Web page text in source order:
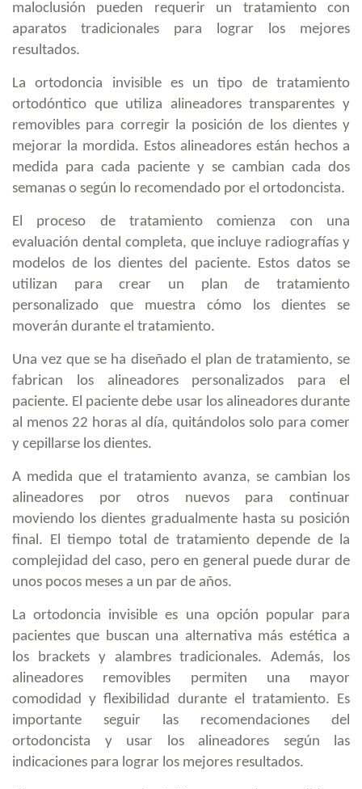
maloclusión pueden requerir un tratamiento con
aparatos tradicionales para lograr los mejores
resultados.
La ortodoncia invisible es un tipo de tratamiento
ortodóntico que utiliza alineadores transparentes y
removibles para corregir la posición de los dientes y
mejorar la mordida. Estos alineadores están hechos a
medida para cada paciente y se cambian cada dos
semanas o según lo recomendado por el ortodoncista.
El proceso de tratamiento comienza con una
evaluación dental completa, que incluye radiografías y
modelos de los dientes del paciente. Estos datos se
utilizan para crear un plan de tratamiento
personalizado que muestra cómo los dientes se
moverán durante el tratamiento.
Una vez que se ha diseñado el plan de tratamiento, se
fabrican los alineadores personalizados para el
paciente. El paciente debe usar los alineadores durante
al menos 22 horas al día, quitándolos solo para comer
y cepillarse los dientes.
A medida que el tratamiento avanza, se cambian los
alineadores por otros nuevos para continuar
moviendo los dientes gradualmente hasta su posición
final. El tiempo total de tratamiento depende de la
complejidad del caso, pero en general puede durar de
unos pocos meses a un par de años.
La ortodoncia invisible es una opción popular para
pacientes que buscan una alternativa más estética a
los brackets y alambres tradicionales. Además, los
alineadores removibles permiten una mayor
comodidad y flexibilidad durante el tratamiento. Es
importante seguir las recomendaciones del
ortodoncista y usar los alineadores según las
indicaciones para lograr los mejores resultados.